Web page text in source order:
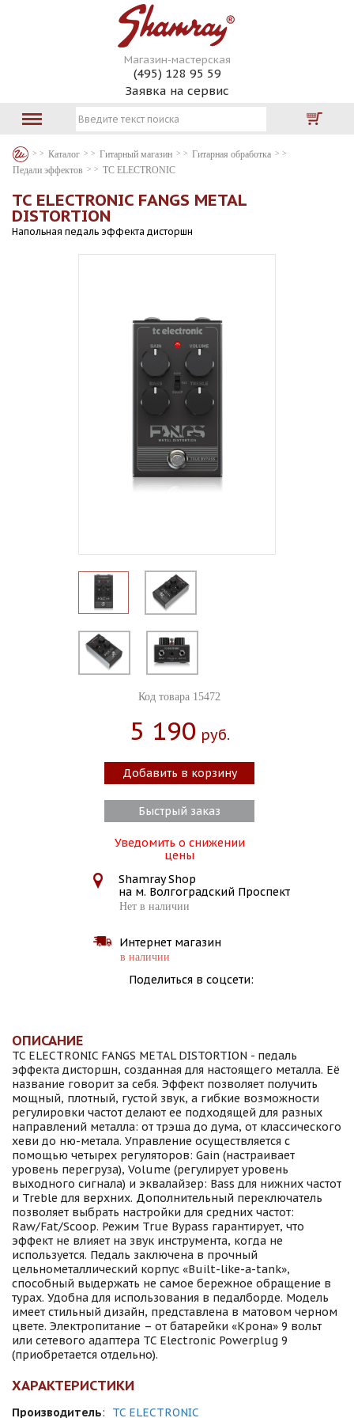
Магазин-мастерская
(495) 128 95 59
Заявка на сервис
Каталог Гитарный магазин
Гитарная обработка
Педали эффектов
TC ELECTRONIC
TC ELECTRONIC FANGS METAL
DISTORTION
Напольная педаль эффекта дисторшн
Код товара 15472
5 190 Руб.
Добавить в корзину
Быстрый заказ
Уведомить о снижении
цены
Shamray Shop
на м. Волгоградский Проспект
Нет в наличии
Интернет магазин
в наличии
Поделиться в соцсети:
ОПИСАНИЕ
TC ELECTRONIC FANGS METAL DISTORTION - педаль
эффекта дисторшн, созданная для настоящего металла. Её
название говорит за себя. Эффект позволяет получить
мощный, плотный, густой звук, а гибкие возможности
регулировки частот делают ее подходящей для разных
направлений металла: от трэша до дума, от классического
хеви до ню-метала. Управление осуществляется с
помощью четырех регуляторов: Gain (настраивает
уровень перегруза), Volume (регулирует уровень
выходного сигнала) и эквалайзер: Bass для нижних частот
и Treble для верхних. Дополнительный переключатель
позволяет выбрать настройки для средних частот:
Raw/Fat/Scoop. Режим True Bypass гарантирует, что
эффект не влияет на звук инструмента, когда не
используется. Педаль заключена в прочный
цельнометаллический корпус «Built-like-a-tank»,
способный выдержать не самое бережное обращение в
турах. Удобна для использования в педалборде. Модель
имеет стильный дизайн, представлена в матовом черном
цвете. Электропитание – от батарейки «Крона» 9 вольт
или сетевого адаптера TC Electronic Powerplug 9
(приобретается отдельно).
ХАРАКТЕРИСТИКИ
Производитель: TC ELECTRONIC